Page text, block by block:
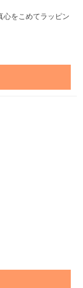
心をこめてラッピン